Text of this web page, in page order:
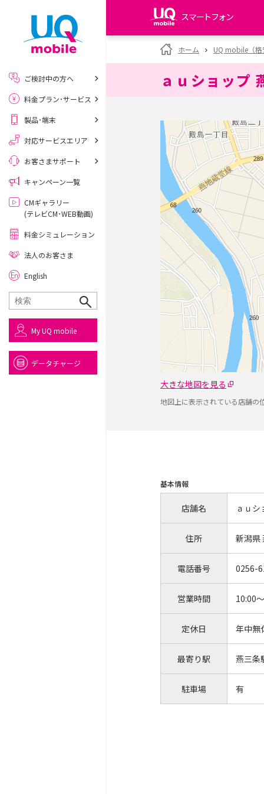
スマートフォン
my UQ WiMAX
UQ WiMAX ご契約の方
My UQ mobile
UQ mobile
データチャージサイト
ホーム UQ mobile（
ａｕショップ
大きな地図を見る
地図上に表示されている店舗の
基本情報
店舗名 ａｕ
住所 新潟県
電話番号 0256-
営業時間 10:00
定休日 年中無
最寄り駅 燕三条
駐車場 有
ご検討中の方へ
料金プラン･サービス
製品･端末
対応サービスエリア
お客さまサポート
キャンペーン一覧
CMギャラリー
(テレビCM･WEB動画)
料金シミュレーション
法人のお客さま
English
My UQ mobile
データチャージ